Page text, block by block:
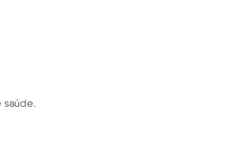
saúde.